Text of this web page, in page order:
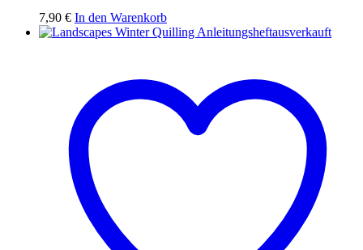
7,90 € In den Warenkorb
ausverkauft